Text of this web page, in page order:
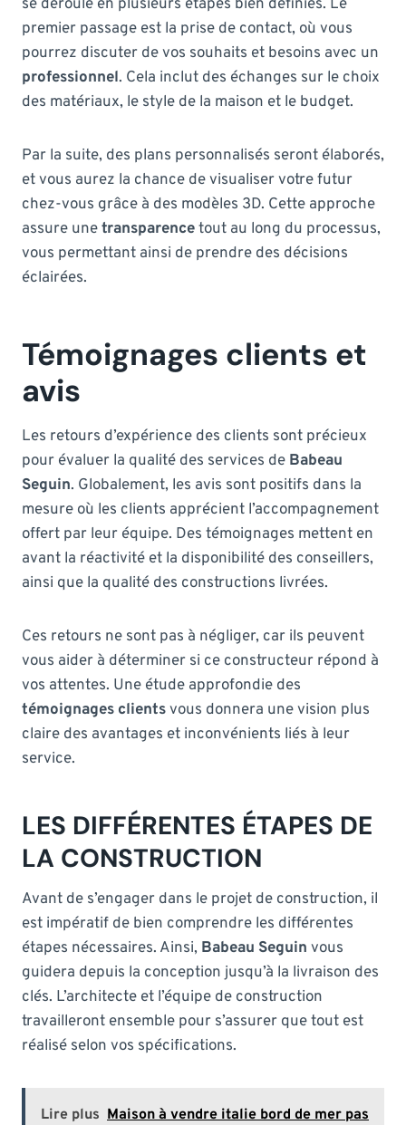
se déroule en plusieurs étapes bien définies. Le
premier passage est la prise de contact, où vous
pourrez discuter de vos souhaits et besoins avec un
professionnel. Cela inclut des échanges sur le choix
des matériaux, le style de la maison et le budget.
Par la suite, des plans personnalisés seront élaborés,
et vous aurez la chance de visualiser votre futur
chez-vous grâce à des modèles 3D. Cette approche
assure unetransparencetout au long du processus,
vous permettant ainsi de prendre des décisions
éclairées.
Témoignages clients et
avis
Les retours d’expérience des clients sont précieux
pour évaluer la qualité des services de Babeau
Seguin. Globalement, les avis sont positifs dans la
mesure où les clients apprécient l’accompagnement
offert par leur équipe. Des témoignages mettent en
avant la réactivité et la disponibilité des conseillers,
ainsi que la qualité des constructions livrées.
Ces retours ne sont pas à négliger, car ils peuvent
vous aider à déterminer si ce constructeur répond à
vos attentes. Une étude approfondie des
témoignages clientsvous donnera une vision plus
claire des avantages et inconvénients liés à leur
service.
LES DIFFÉRENTES ÉTAPES DE
LA CONSTRUCTION
Avant de s’engager dans le projet de construction, il
est impératif de bien comprendre les différentes
étapes nécessaires. Ainsi, Babeau Seguin vous
guidera depuis la conception jusqu’à la livraison des
clés. L’architecte et l’équipe de construction
travailleront ensemble pour s’assurer que tout est
réalisé selon vos spécifications.
Lire plus Maison à vendre italie bord de mer pas